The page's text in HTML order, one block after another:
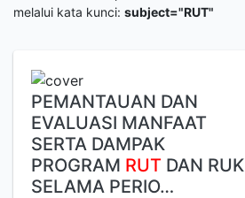
melalui kata kunci: subject="RUT"
PEMANTAUAN DAN
EVALUASI MANFAAT
SERTA DAMPAK
PROGRAM RUT DAN RUK
SELAMA PERIO…